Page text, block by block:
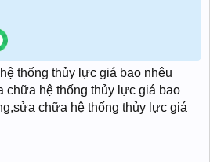
thống thủy lực giá bao nhêu
chữa hệ thống thủy lực giá bao
chữa hệ thống thủy lực giá